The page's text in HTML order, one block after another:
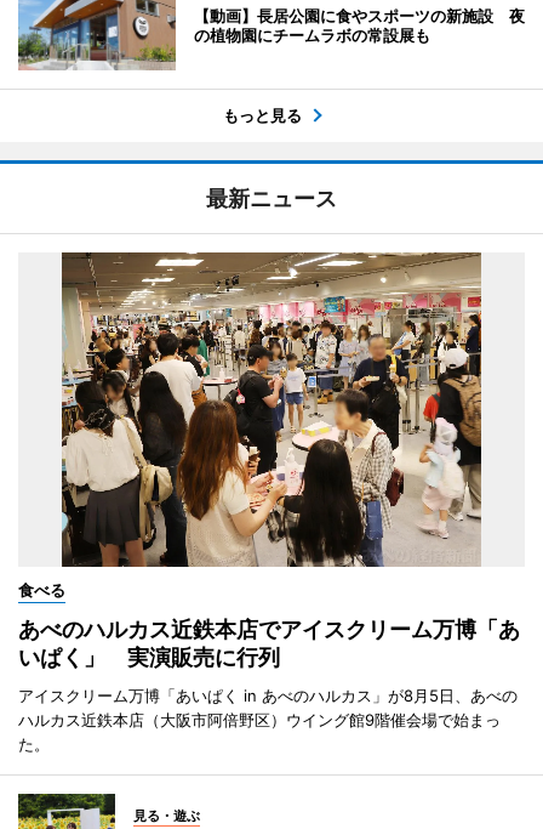
【動画】長居公園に食やスポーツの新施設 夜
の植物園にチームラボの常設展も
もっと見る
最新ニュース
食べる
あべのハルカス近鉄本店でアイスクリーム万博「あ
いぱく」 実演販売に行列
アイスクリーム万博「あいぱく in あべのハルカス」が8月5日、あべの
ハルカス近鉄本店（大阪市阿倍野区）ウイング館9階催会場で始まっ
た。
見る・遊ぶ